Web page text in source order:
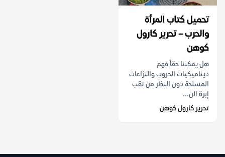
تحميل كتاب المرأة
والحرب – تحرير كارول
كوهن
هل يمكننا حقاً فهم
ديناميكيات الحروب والنزاعات
المسلحة دون النظر من ثقب
إبرة الن...
تحرير كارول كوهن